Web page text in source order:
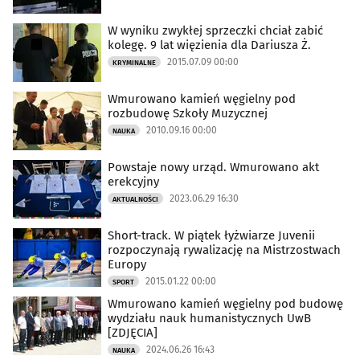
W wyniku zwykłej sprzeczki chciał zabić
kolegę. 9 lat więzienia dla Dariusza Ż.
KRYMINALNE 2015.07.09 00:00
Wmurowano kamień węgielny pod
rozbudowę Szkoły Muzycznej
NAUKA 2010.09.16 00:00
Powstaje nowy urząd. Wmurowano akt
erekcyjny
AKTUALNOŚCI 2023.06.29 16:30
Short-track. W piątek łyżwiarze Juvenii
rozpoczynają rywalizację na Mistrzostwach
Europy
SPORT 2015.01.22 00:00
Wmurowano kamień węgielny pod budowę
wydziału nauk humanistycznych UwB
[ZDJĘCIA]
NAUKA 2024.06.26 16:43